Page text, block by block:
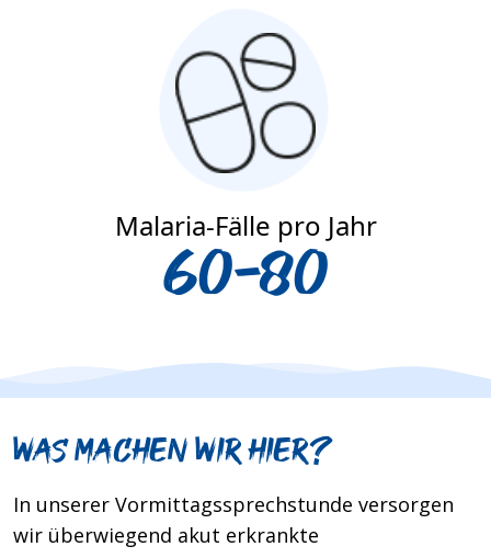
Malaria-Fälle pro Jahr
60-80
Was machen wir hier?
In unserer Vormittagssprechstunde versorgen
wir überwiegend akut erkrankte